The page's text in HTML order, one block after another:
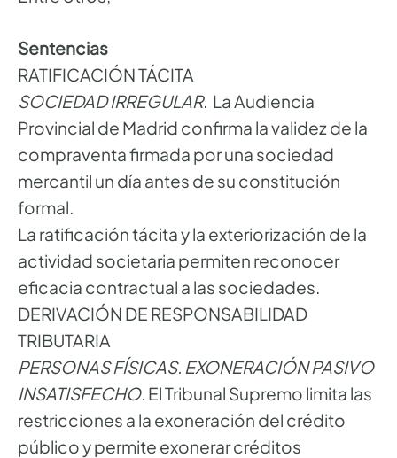
Sentencias
RATIFICACIÓN TÁCITA
SOCIEDAD IRREGULAR. La Audiencia
Provincial de Madrid confirma la validez de la
compraventa firmada por una sociedad
mercantil un día antes de su constitución
formal.
La ratificación tácita y la exteriorización de la
actividad societaria permiten reconocer
eficacia contractual a las sociedades.
DERIVACIÓN DE RESPONSABILIDAD
TRIBUTARIA
PERSONAS FÍSICAS. EXONERACIÓN PASIVO
INSATISFECHO. El Tribunal Supremo limita las
restricciones a la exoneración del crédito
público y permite exonerar créditos